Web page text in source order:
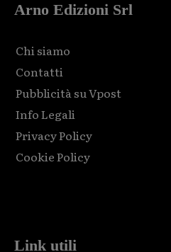
Arno Edizioni Srl
Chi siamo
Contatti
Pubblicità su Vpost
Info Legali
Privacy Policy
Cookie Policy
Link utili